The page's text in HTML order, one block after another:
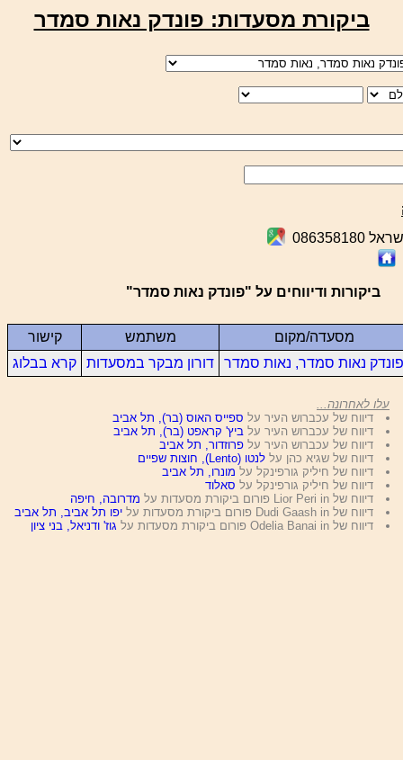
ביקורת מסעדות: פונדק נאות סמדר
ביקורות ודיווחים על "פונדק נאות סמדר"
מסעדה/מקום משתמש
קישור
פונדק נאות סמדר, נאות סמדר
דורון מבקר במסעדות קרא בבלוג
עלו לאחרונה...
דיווח של עכברוש העיר על ספייס האוס (בר), תל אביב
דיווח של עכברוש העיר על ביץ' קראפט (בר), תל אביב
דיווח של עכברוש העיר עלפרוזדור, תל אביב
דיווח של שגיא כהן עללנטו (Lento), חוצות שפיים
דיווח של חיליק גורפינקל על מונרו, תל אביב
דיווח של חיליק גורפינקל על סאלוד
דיווח של Lior Peri in פורום ביקורת מסעדות על
מדרובה, חיפה
דיווח של Dudi Gaash in פורום ביקורת מסעדות על
יפו תל אביב, תל אביב
דיווח של Odelia Banai in פורום ביקורת מסעדות על
גוז' ודניאל, בני ציון